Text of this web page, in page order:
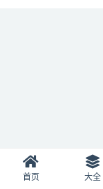
首页 大全